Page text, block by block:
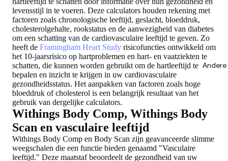
levensstijl in te voeren. Deze calculators houden rekening met
factoren zoals chronologische leeftijd, geslacht, bloeddruk,
cholesterolgehalte, rookstatus en de aanwezigheid van diabetes
om een schatting van de cardiovasculaire leeftijd te geven. Zo
heeft de Framingham Heart Study risicofuncties ontwikkeld om
het 10-jaarsrisico op hartproblemen en hart- en vaatziekten te
schatten, die kunnen worden gebruikt om de hartleeftijd te
bepalen en inzicht te krijgen in uw cardiovasculaire
gezondheidsstatus. Het aanpakken van factoren zoals hoge
bloeddruk of cholesterol is een belangrijk resultaat van het
gebruik van dergelijke calculators.
Withings Body Comp, Withings Body
Scan en vasculaire leeftijd
Withings Body Comp en Body Scan zijn geavanceerde slimme
weegschalen die een functie bieden genaamd "Vasculaire
leeftijd." Deze maatstaf beoordeelt de gezondheid van uw